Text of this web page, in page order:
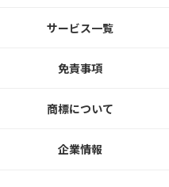
サービス一覧
免責事項
商標について
企業情報